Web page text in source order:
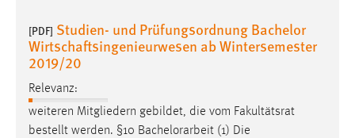
[PDF] Studien- und Prüfungsordnung Bachelor
Wirtschaftsingenieurwesen ab Wintersemester
2019/20
Relevanz:
weiteren Mitgliedern gebildet, die vom Fakultätsrat
bestellt werden. §10 Bachelorarbeit (1) Die
Cookie Laufzeit:
MibewSessionID, mibew-chat-frame-style-
5e9dbeb1811c0446 = Sitzungslaufzeit, mibew_locale = 3
Jahre, MIBEW_UserID = 1 Jahr
Login